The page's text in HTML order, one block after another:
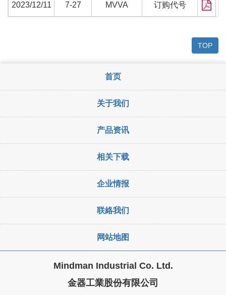
2023/12/11 7-27 MVVA 订购代号
TOP
首页
关于我们
产品资讯
相关下载
企业情报
联絡我们
网站地图
Mindman Industrial Co. Ltd.
金器工業股份有限公司